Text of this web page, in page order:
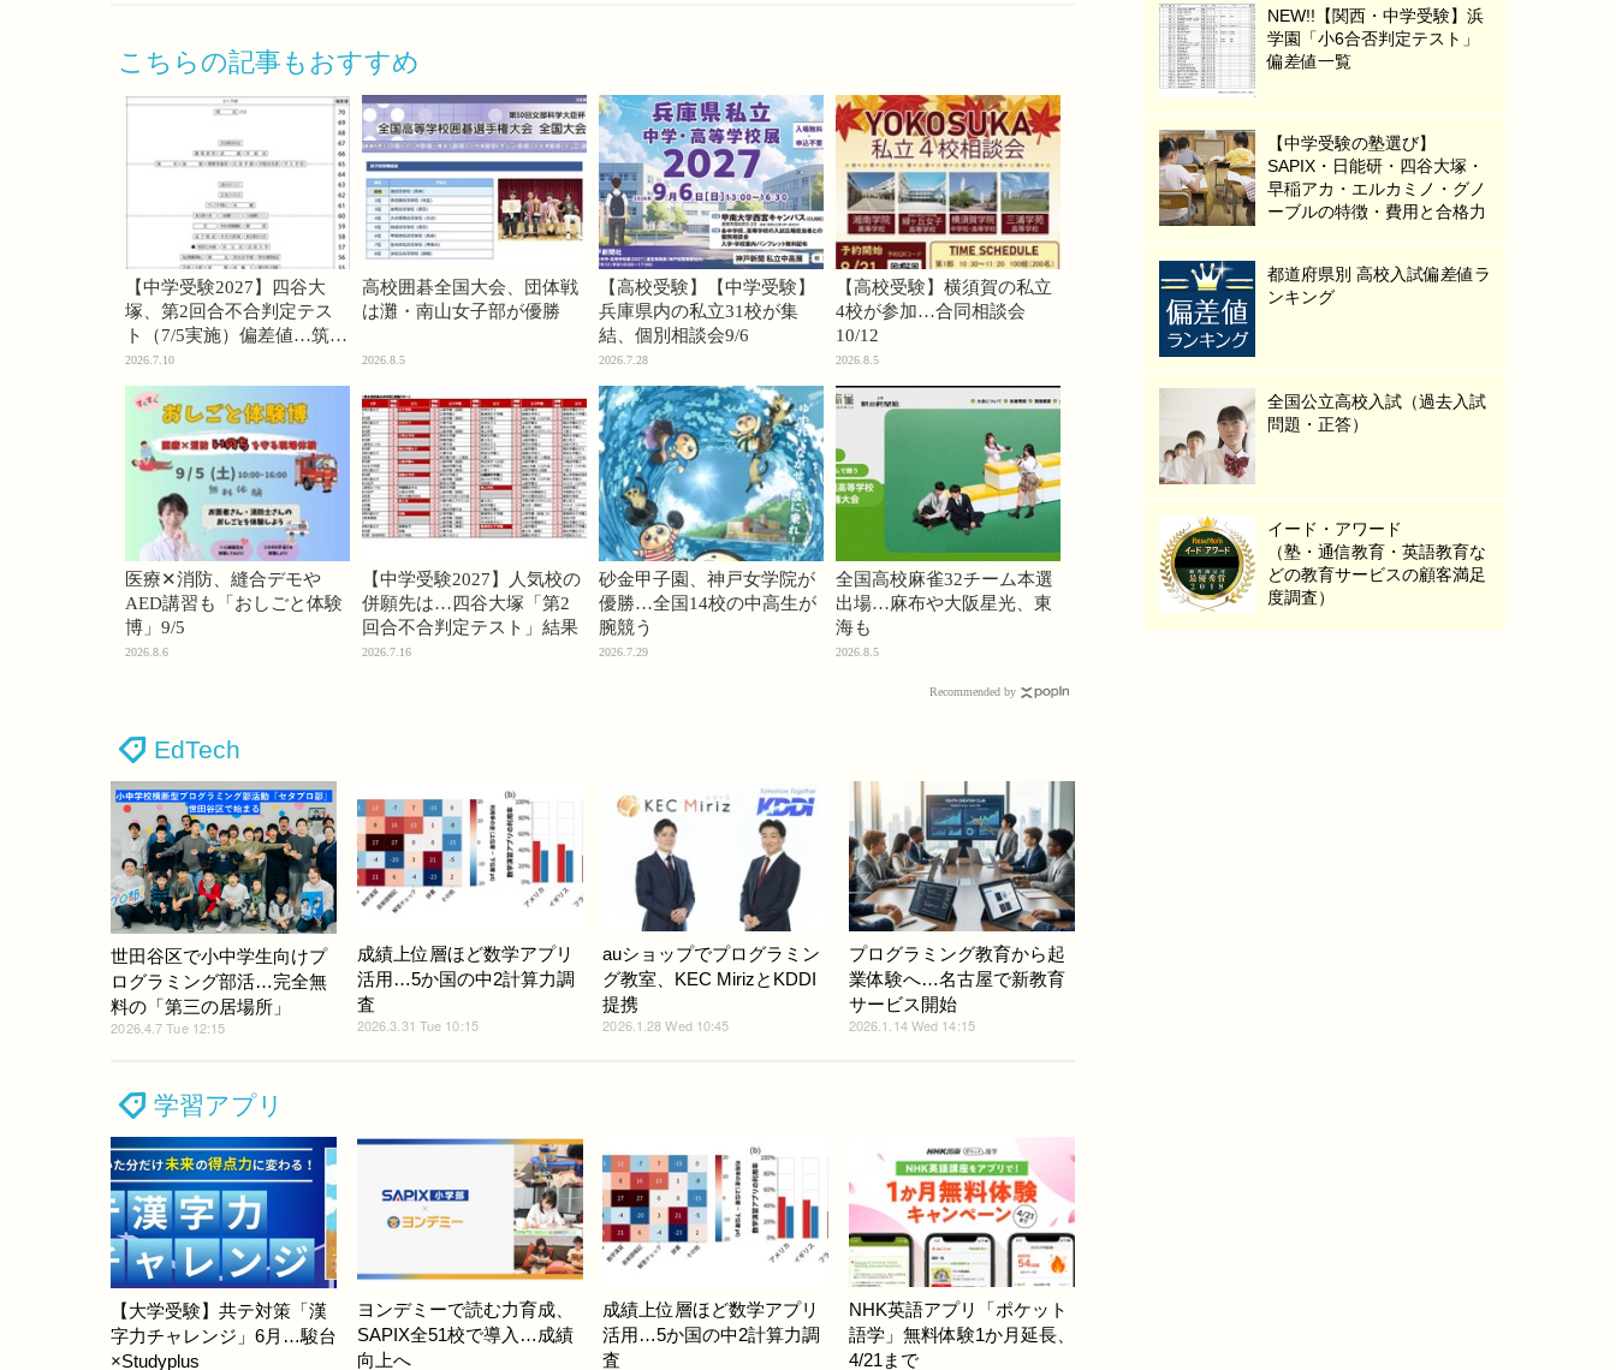
こちらの記事もおすすめ
【中学受験2027】四谷大
塚、第2回合不合判定テス
ト（7/5実施）偏差値…筑駒
74・桜蔭70＜PR＞
2026.7.10
高校囲碁全国大会、団体戦
は灘・南山女子部が優勝
2026.8.5
【高校受験】【中学受験】
兵庫県内の私立31校が集
結、個別相談会9/6
2026.7.28
【高校受験】横須賀の私立
4校が参加…合同相談会
10/12
2026.8.5
医療✕消防、縫合デモや
AED講習も「おしごと体験
博」9/5
2026.8.6
【中学受験2027】人気校の
併願先は…四谷大塚「第2
回合不合判定テスト」結果
2026.7.16
砂金甲子園、神戸女学院が
優勝…全国14校の中高生が
腕競う
2026.7.29
全国高校麻雀32チーム本選
出場…麻布や大阪星光、東
海も
2026.8.5
Recommended by
EdTech
世田谷区で小中学生向けプ
ログラミング部活…完全無
料の「第三の居場所」
2026.4.7 Tue 12:15
成績上位層ほど数学アプリ
活用…5か国の中2計算力調
査
2026.3.31 Tue 10:15
auショップでプログラミン
グ教室、KEC MirizとKDDI
提携
2026.1.28 Wed 10:45
プログラミング教育から起
業体験へ…名古屋で新教育
サービス開始
2026.1.14 Wed 14:15
学習アプリ
【大学受験】共テ対策「漢
字力チャレンジ」6月…駿台
×Studyplus
ヨンデミーで読む力育成、
SAPIX全51校で導入…成績
向上へ
成績上位層ほど数学アプリ
活用…5か国の中2計算力調
査
NHK英語アプリ「ポケット
語学」無料体験1か月延長、
4/21まで
NEW!!【関西・中学受験】浜
学園「小6合否判定テスト」
偏差値一覧
【中学受験の塾選び】
SAPIX・日能研・四谷大塚・
早稲アカ・エルカミノ・グノ
ーブルの特徴・費用と合格力
都道府県別 高校入試偏差値ラ
ンキング
全国公立高校入試（過去入試
問題・正答）
イード・アワード
（塾・通信教育・英語教育な
どの教育サービスの顧客満足
度調査）